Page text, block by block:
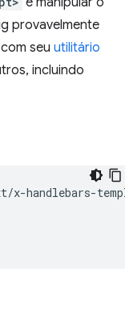
provavelmente
seu utilitário
incluindo
x-handlebars-